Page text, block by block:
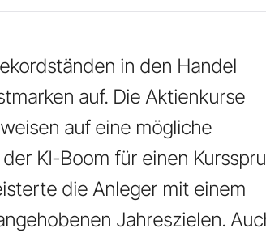
in den Handel
auf. Die Aktienkurse
auf eine mögliche
KI-Boom für einen
die Anleger mit einem
Jahreszielen.